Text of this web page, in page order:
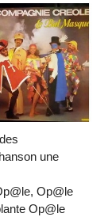
une
Op@le
Op@le